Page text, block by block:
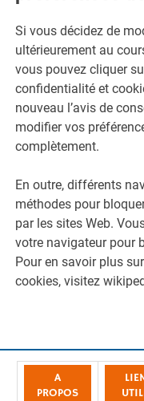
Si vous décidez de
ultérieurement au
vous pouvez cliquer
confidentialité et
nouveau l’avis de
modifier vos
complètement.
En outre, différents
méthodes pour
par les sites Web.
votre navigateur pour
Pour en savoir plus
cookies, visitez
A
PROPOS